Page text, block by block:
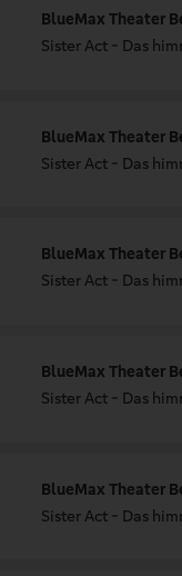
BlueMax Theater
Sister Act - Das
BlueMax Theater
Sister Act - Das
BlueMax Theater
Sister Act - Das
BlueMax Theater
Sister Act - Das
BlueMax Theater
Sister Act - Das